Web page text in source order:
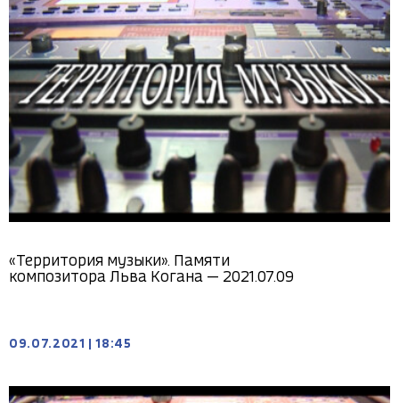
«Территория музыки». Памяти
композитора Льва Когана — 2021.07.09
09.07.2021 18:45